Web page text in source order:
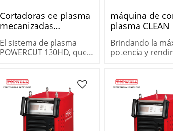
Cortadoras de plasma
mecanizadas
El sistema de plasma
POWERCUT 130HD, que
plasma de aire, corta
metales gruesos
rápidamente.
máquina de
plasma CLEAN
Brindando la
potencia y
por plasma
profesional